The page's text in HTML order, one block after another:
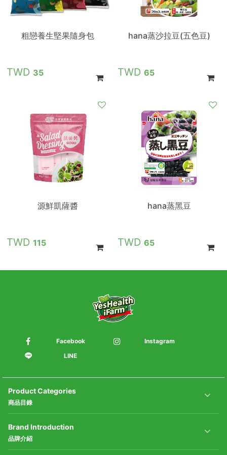
粗戀養生堅果隨身包
35
hana蒸沙拉豆(五色豆)
65
源鮮凱薩醬
115
hana蒸黑豆
65
Facebook
Instagram
LINE
Product Categories
商品目錄
Brand Introduction
品牌介紹